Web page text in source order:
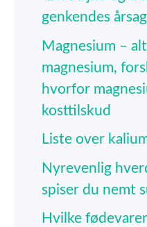
genkendes
Magnesium –
magnesium,
hvorfor
kosttilskud
Liste over
Nyrevenlig
spiser du nemt
Hvilke